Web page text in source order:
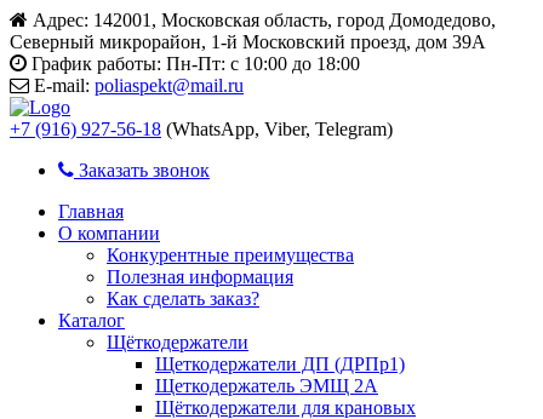
Адрес: 142001, Московская область, город Домодедово,
Северный микрорайон, 1-й Московский проезд, дом 39А
График работы: Пн-Пт: с 10:00 до 18:00
E-mail: poliaspekt@mail.ru
+7 (916) 927-56-18 (WhatsApp, Viber, Telegram)
Заказать звонок
Главная
О компании
Конкурентные преимущества
Полезная информация
Как сделать заказ?
Каталог
Щёткодержатели
Щеткодержатели ДП (ДРПр1)
Щеткодержатель ЭМЩ 2А
Щёткодержатели для крановых